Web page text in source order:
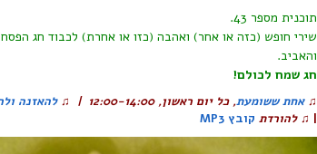
תוכנית מספר 43
.
שירי חופש (כזה או אחר) ואהבה (כזו או אחרת) לכבוד חג
והאביב.
חג שמח לכולם!
♫אחת ששומעת,כל יום ראשון, 12:00-14:00 |
♫ להאזנה
|
♫ להורדת קובץ MP3